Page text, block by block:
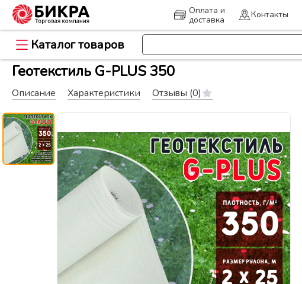
Оплата и
доставка
Контакты
Каталог товаров
Геотекстиль G-PLUS 350
Описание Характеристики Отзывы (0)